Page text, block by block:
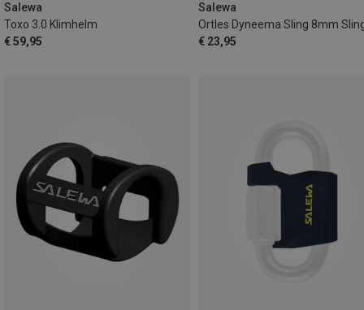
Salewa
Toxo 3.0 Klimhelm
€ 59,95
Salewa
Ortles Dyneema Sling 8mm
€ 23,95